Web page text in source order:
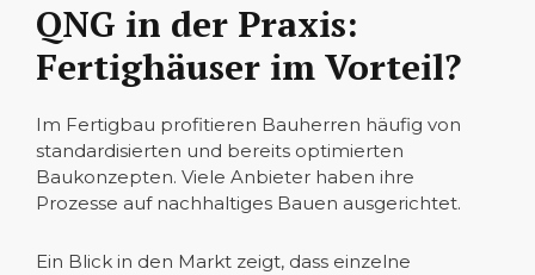
QNG in der Praxis:
Fertighäuser im Vorteil?
Im Fertigbau profitieren Bauherren häufig von
standardisierten und bereits optimierten
Baukonzepten. Viele Anbieter haben ihre
Prozesse auf nachhaltiges Bauen ausgerichtet.
Ein Blick in den Markt zeigt, dass einzelne